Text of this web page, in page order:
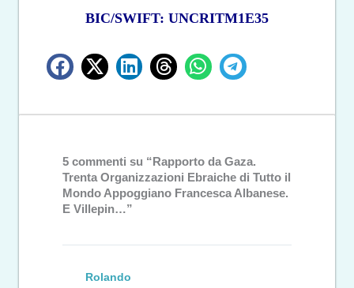
BIC/SWIFT: UNCRITM1E35
5 commenti su “Rapporto da Gaza.
Trenta Organizzazioni Ebraiche di Tutto il
Mondo Appoggiano Francesca Albanese.
E Villepin…”
Rolando